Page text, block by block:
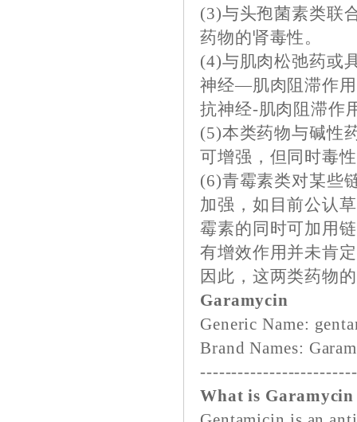
(3)与头孢菌素类联
药物的肾毒性。
(4)与肌肉松弛药或
神经—肌肉阻滞作
抗神经-肌肉阻滞作
(5)本类药物与碱性
可增强，但同时毒
(6)青霉素类对某些
加强，如目前公认
霉素的同时可加用
有增效作用并未肯
因此，这两类药物
Garamycin
Generic Name:
Brand Names:
What is